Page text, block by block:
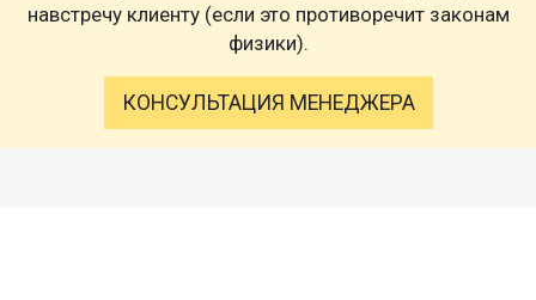
навстречу клиенту (если это противоречит законам
физики).
КОНСУЛЬТАЦИЯ МЕНЕДЖЕРА